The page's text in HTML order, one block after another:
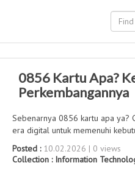
0856 Kartu Apa?
Perkembangannya
Sebenarnya 0856 kartu apa ya?
era digital untuk memenuhi
Posted :10.02.2026 | 0 views
Collection : Information